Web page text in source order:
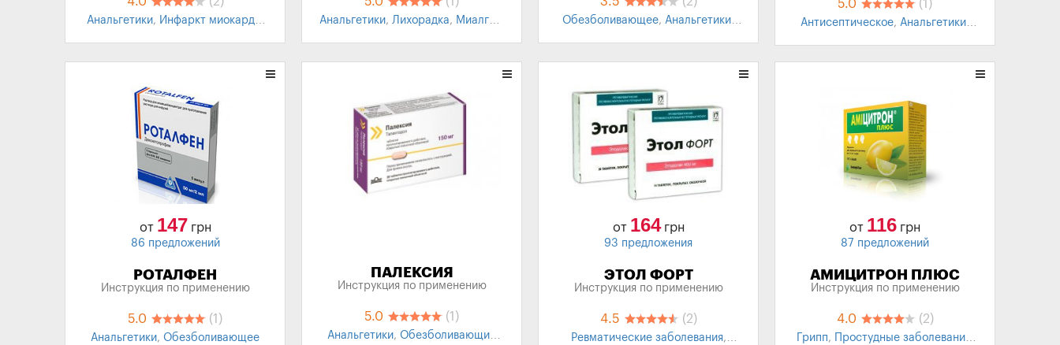
Анальгетики, Инфаркт миокарда,
Невралгия,Мигрень
Анальгетики, Лихорадка, Миалгия Обезболивающее, Анальгетики,
морфина
5.0 (1)
Антисептическое, Анальгетики,
от 147 грн
86 предложений
РОТАЛФЕН
Инструкция по применению
5.0 (1)
Анальгетики, Обезболивающее
ПАЛЕКСИЯ
Инструкция по применению
5.0 (1)
Анальгетики, Обезболивающие
от 164грн
93 предложения
ЭТОЛ ФОРТ
Инструкция по применению
4.5 (2)
Ревматические заболевания,
от 116 грн
87 предложений
АМИЦИТРОН ПЛЮС
Инструкция по применению
4.0 (2)
Грипп, Простудные заболевания,